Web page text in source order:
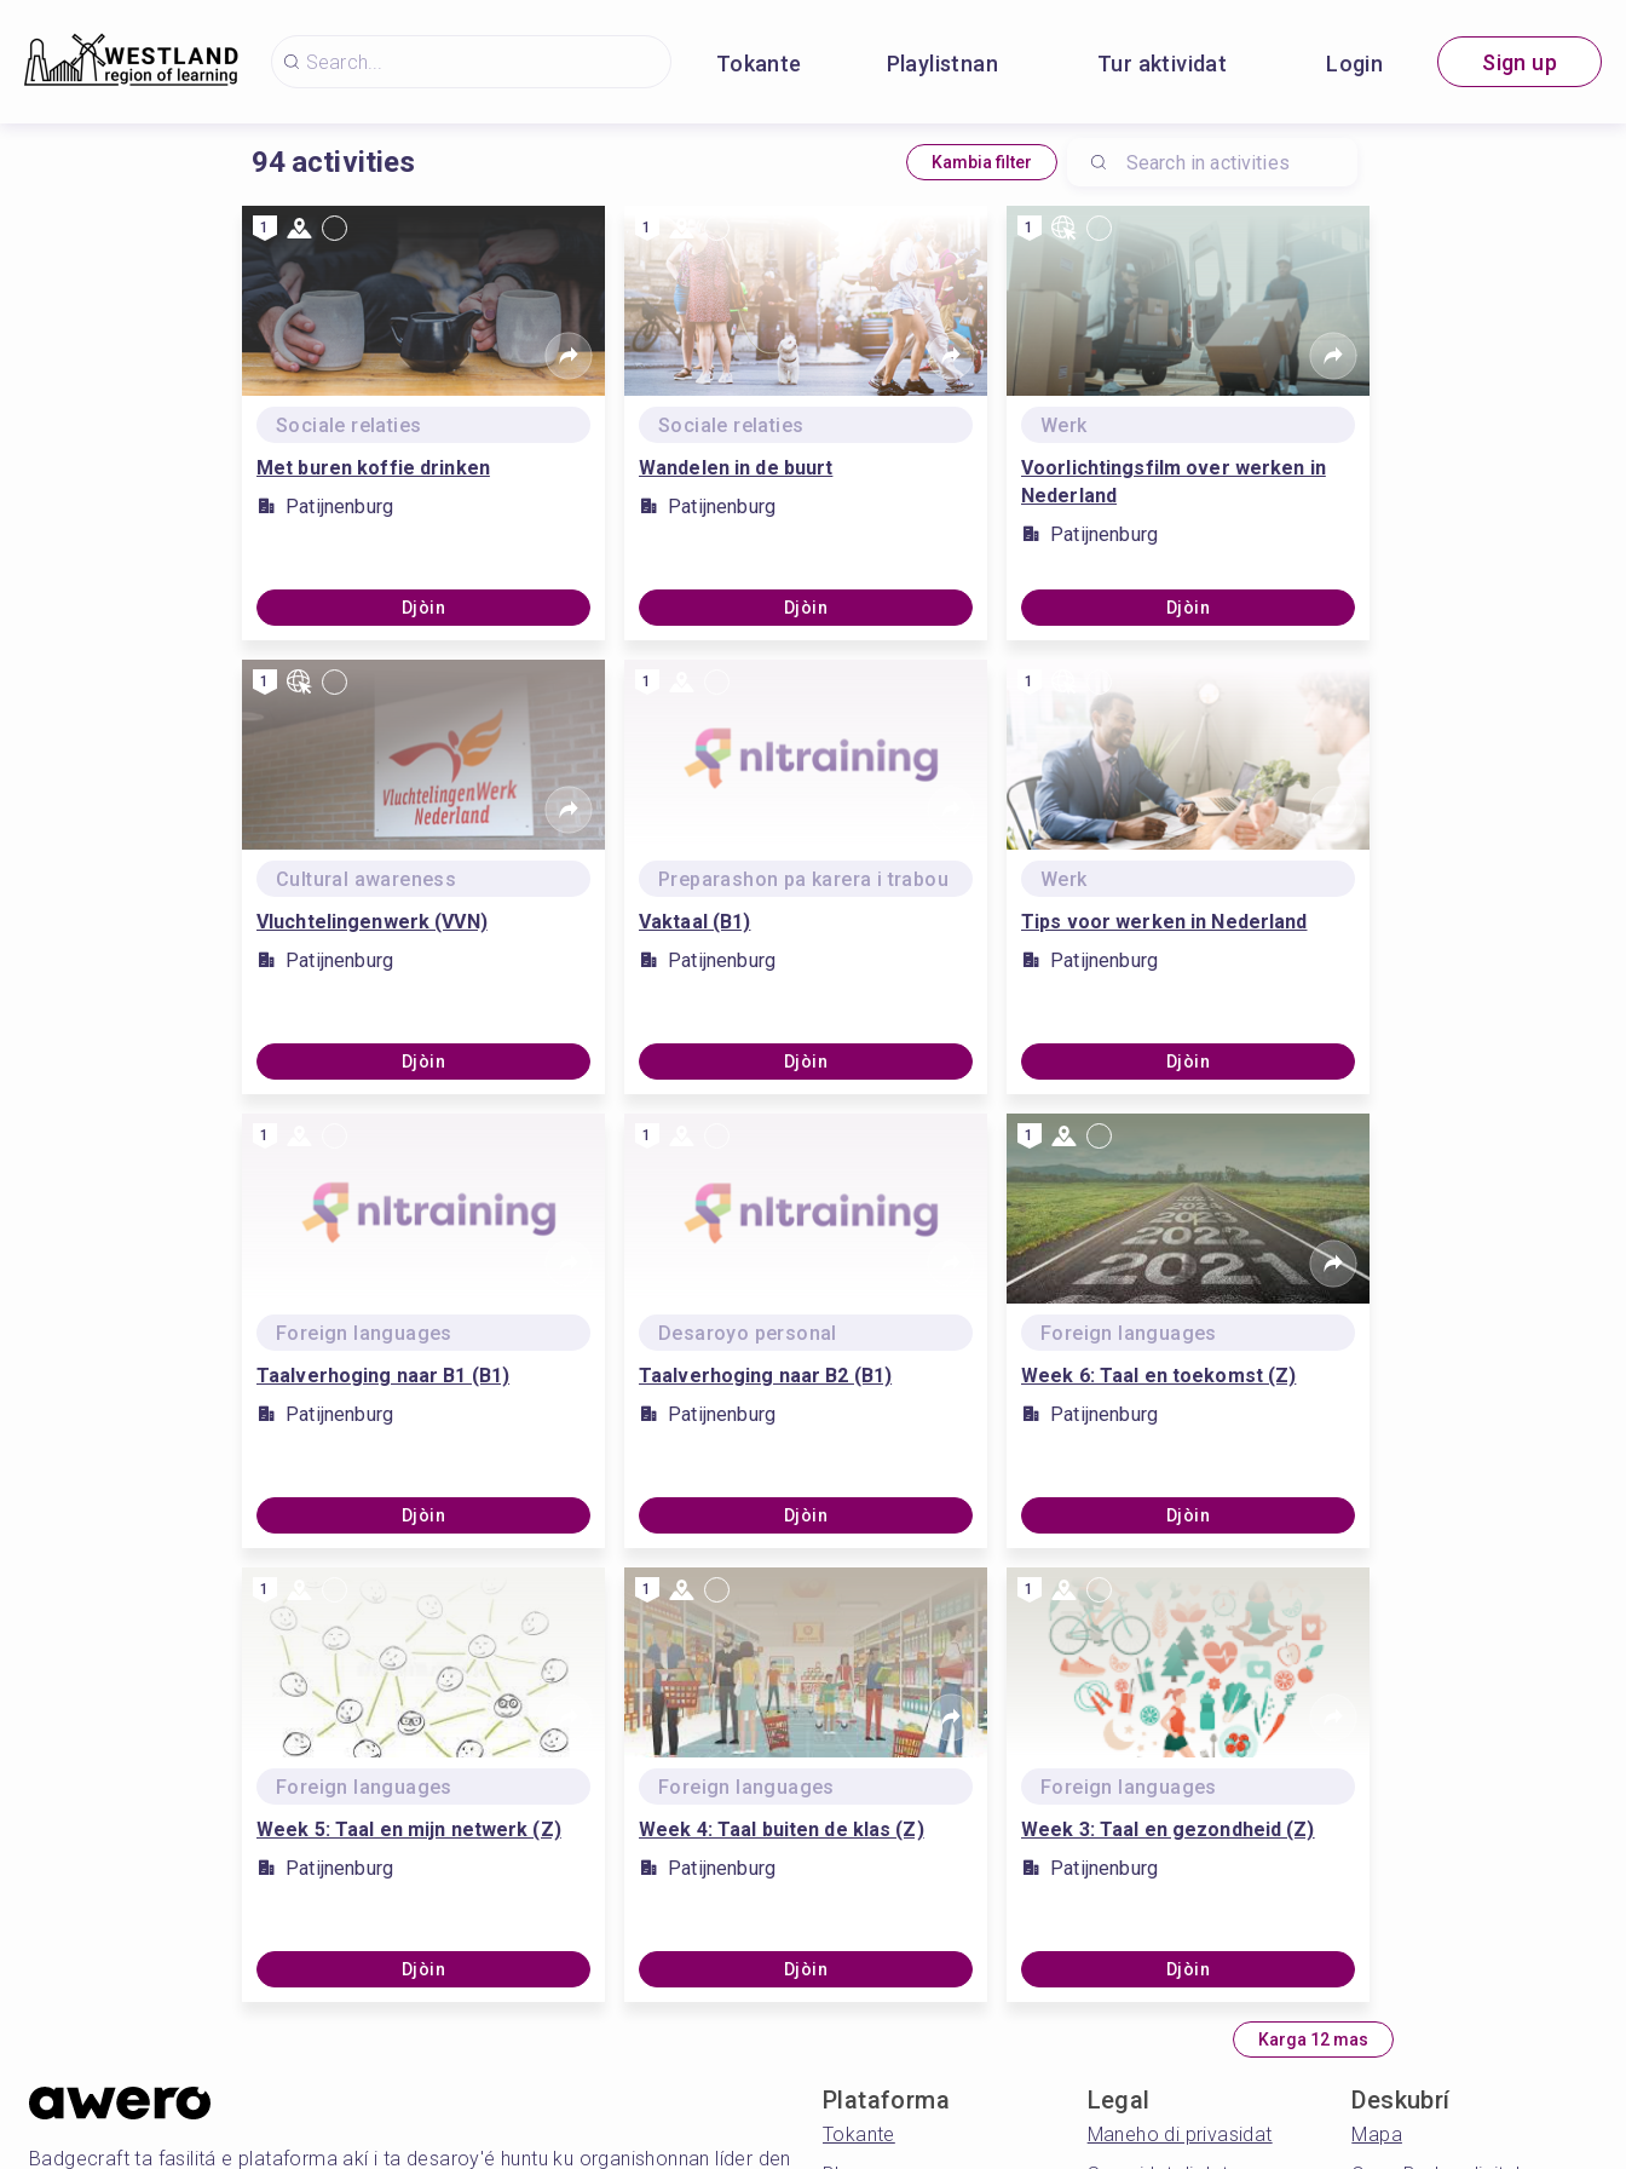
Tokante Playlistnan Tur aktividat Login Sign up
94 activities Kambia filter
1
Sociale relaties
Met buren koffie drinken
Patijnenburg
Djòin
1
Sociale relaties
Wandelen in de buurt
Patijnenburg
Djòin
1
Werk
Voorlichtingsfilm over werken in
Nederland
Patijnenburg
Djòin
1
Cultural awareness
Vluchtelingenwerk (VVN)
Patijnenburg
Djòin
1
Preparashon pa karera i trabou
Vaktaal (B1)
Patijnenburg
Djòin
1
Werk
Tips voor werken in Nederland
Patijnenburg
Djòin
1
Foreign languages
Taalverhoging naar B1 (B1)
Patijnenburg
Djòin
1
Desaroyo personal
Taalverhoging naar B2 (B1)
Patijnenburg
Djòin
1
Foreign languages
Week 6: Taal en toekomst (Z)
Patijnenburg
Djòin
1
Foreign languages
Week 5: Taal en mijn netwerk (Z)
Patijnenburg
Djòin
1
Foreign languages
Week 4: Taal buiten de klas (Z)
Patijnenburg
Djòin
1
Foreign languages
Week 3: Taal en gezondheid (Z)
Patijnenburg
Djòin
Karga 12 mas
Badgecraft ta fasilitá e plataforma akí i ta desaroy'é huntu ku organishonnan líder den
Plataforma
Tokante
Legal
Maneho di privasidat
Deskubrí
Mapa